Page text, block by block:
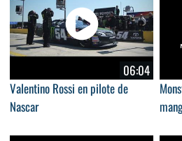
06:04
Valentino Rossi en pilote de
Nascar